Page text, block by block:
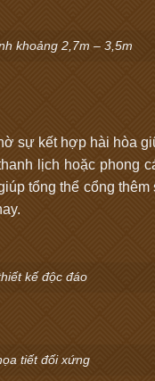
khoảng 2,7m – 3,5m
sự kết hợp hài hòa
lịch hoặc phong
tổng thể cổng
kế độc đáo
tiết đối xứng